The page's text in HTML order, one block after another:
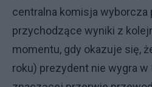
centralna komisja
przychodzące wyniki z
momentu, gdy okazuje się,
roku) prezydent nie wygra w